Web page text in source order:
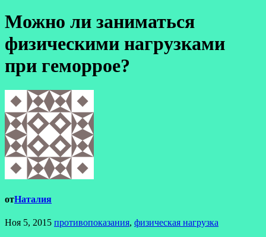
Можно ли заниматься
физическими нагрузками
при геморрое?
отНаталия
Ноя 5, 2015 противопоказания, физическая нагрузка